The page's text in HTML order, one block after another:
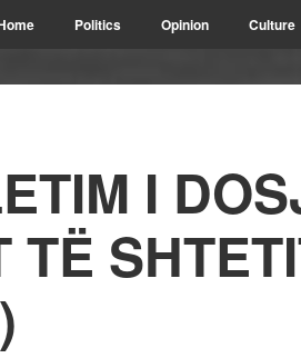
Politics Opinion Culture
I
TË